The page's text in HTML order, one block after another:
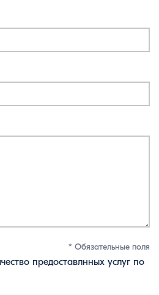
* Обязательные поля
предоставлнных услуг по